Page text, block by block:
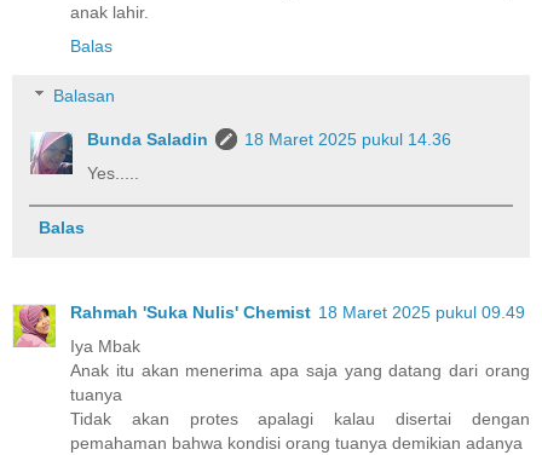
anak lahir.
Balas
Balasan
Bunda Saladin
18 Maret 2025 pukul 14.36
Yes.....
Balas
Rahmah 'Suka Nulis' Chemist 18 Maret 2025 pukul 09.49
Iya Mbak
Anak itu akan menerima apa saja yang datang dari orang
tuanya
Tidak akan protes apalagi kalau disertai dengan
pemahaman bahwa kondisi orang tuanya demikian adanya